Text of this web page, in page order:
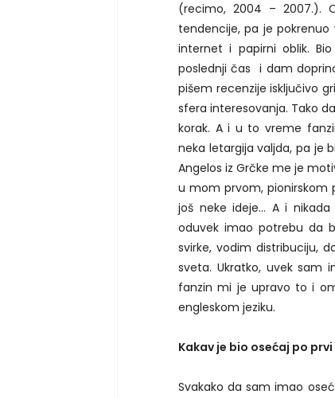
(recimo, 2004 – 2007.).
tendencije, pa je
internet i papirni oblik.
poslednji čas i dam
pišem recenzije isključivo
sfera interesovanja. Tako
korak. A i u to vreme
neka letargija valjda, pa je
Angelos iz Grčke me je
u mom prvom, pionirskom
još neke ideje… A i
oduvek imao potrebu da
svirke, vodim distribuciju,
sveta. Ukratko, uvek sam
fanzin mi je upravo to i
engleskom jeziku.
Kakav je bio osećaj po
Svakako da sam imao